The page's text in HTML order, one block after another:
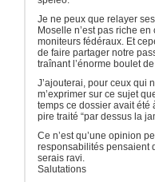
Je ne peux que relayer
Moselle n’est pas riche
moniteurs fédéraux. Et
de faire partager notre
traînant l’énorme boulet
J’ajouterai, pour ceux qui
m’exprimer sur ce sujet
temps ce dossier avait été
pire traité “par dessus la
Ce n’est qu’une opinion
responsabilités pensaient
serais ravi.
Salutations